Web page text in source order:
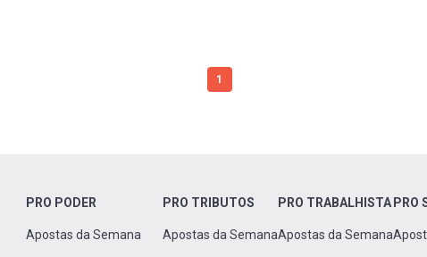
1
PRO PODER
Apostas da Semana
PRO TRIBUTOS
Apostas da Semana
PRO TRABALHISTA
Apostas da Semana
PRO